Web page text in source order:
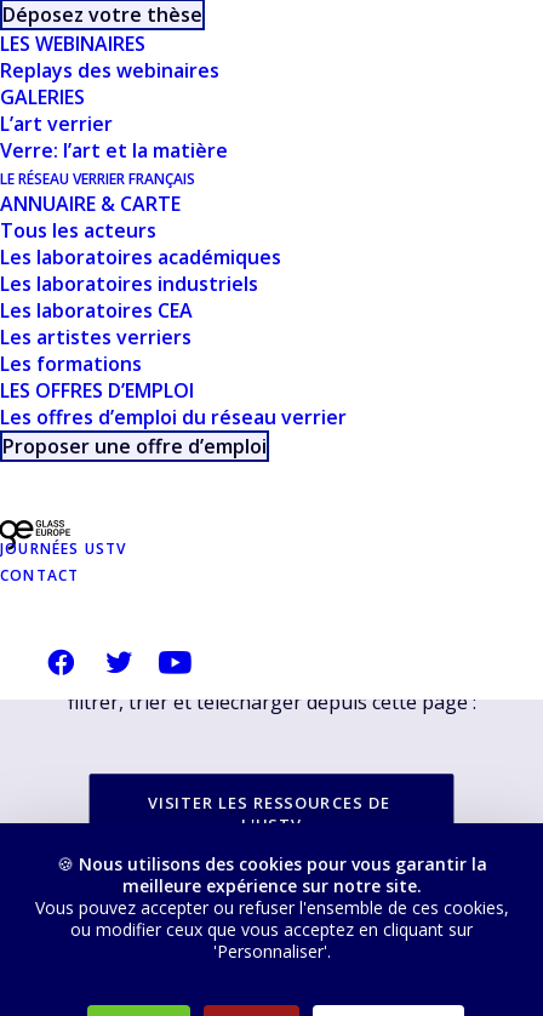
Déposez votre thèse
LES WEBINAIRES
Replays des webinaires
GALERIES
L’art verrier
Verre: l’art et la matière
LE RÉSEAU VERRIER FRANÇAIS
ANNUAIRE & CARTE
Tous les acteurs
Les laboratoires académiques
Les laboratoires industriels
Les laboratoires CEA
Les artistes verriers
Les formations
LES OFFRES D’EMPLOI
Les offres d’emploi du réseau verrier
Proposer une offre d’emploi
JOURNÉES USTV
CONTACT
ISPAS
CE DOCUMENT FAIT
PARTIE D'UN
ENSEMBLE DE
RESSOURCES
Vous pouvez retrouver toutes nos ressources, les
filtrer, trier et télécharger depuis cette page :
VISITER LES RESSOURCES DE
L'USTV
🍪 Nous utilisons des cookies pour vous garantir la
meilleure expérience sur notre site.
Vous pouvez accepter ou refuser l'ensemble de ces cookies,
ou modifier ceux que vous acceptez en cliquant sur
'Personnaliser'.